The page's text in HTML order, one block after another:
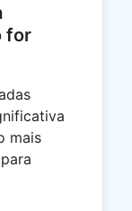
for
mais